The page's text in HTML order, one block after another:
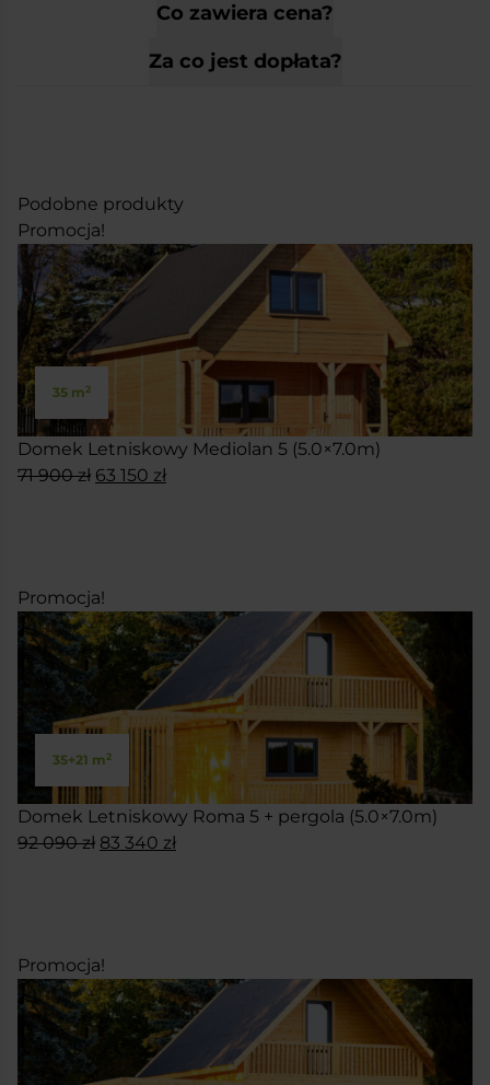
Co zawiera cena?
Za co jest dopłata?
Podobne produkty
Promocja!
35 m2
Domek Letniskowy Mediolan 5 (5.0×7.0m)
71 900zł Pierwotna
63 150 złAktualna
Promocja!
35+21 m2
Domek Letniskowy Roma 5 + pergola (5.0×7.0m)
92 090zł Pierwotna
83 340 złAktualna
Promocja!